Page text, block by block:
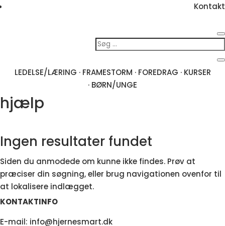
Kontakt
LEDELSE/LÆRING · FRAMESTORM · FOREDRAG · KURSER
· BØRN/UNGE
hjælp
Ingen resultater fundet
Siden du anmodede om kunne ikke findes. Prøv at
præciser din søgning, eller brug navigationen ovenfor til
at lokalisere indlægget.
KONTAKTINFO
E-mail: info@hjernesmart.dk